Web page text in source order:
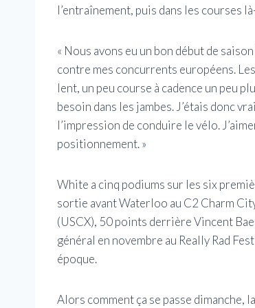
l’entraînement, puis dans les courses
« Nous avons eu un bon début de
contre mes concurrents européens.
lent, un peu course à cadence un peu
besoin dans les jambes. J’étais donc
l’impression de conduire le vélo.
positionnement. »
White a cinq podiums sur les six
sortie avant Waterloo au C2 Charm
(USCX), 50 points derrière Vincent
général en novembre au Really Rad
époque.
Alors comment ça se passe dimanche,